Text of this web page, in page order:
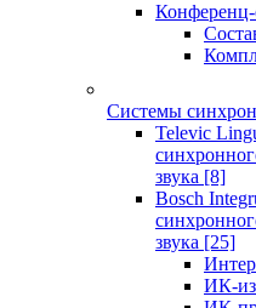
Системы
Televic
звука [8]
Bosch
звука [25]
ИК-